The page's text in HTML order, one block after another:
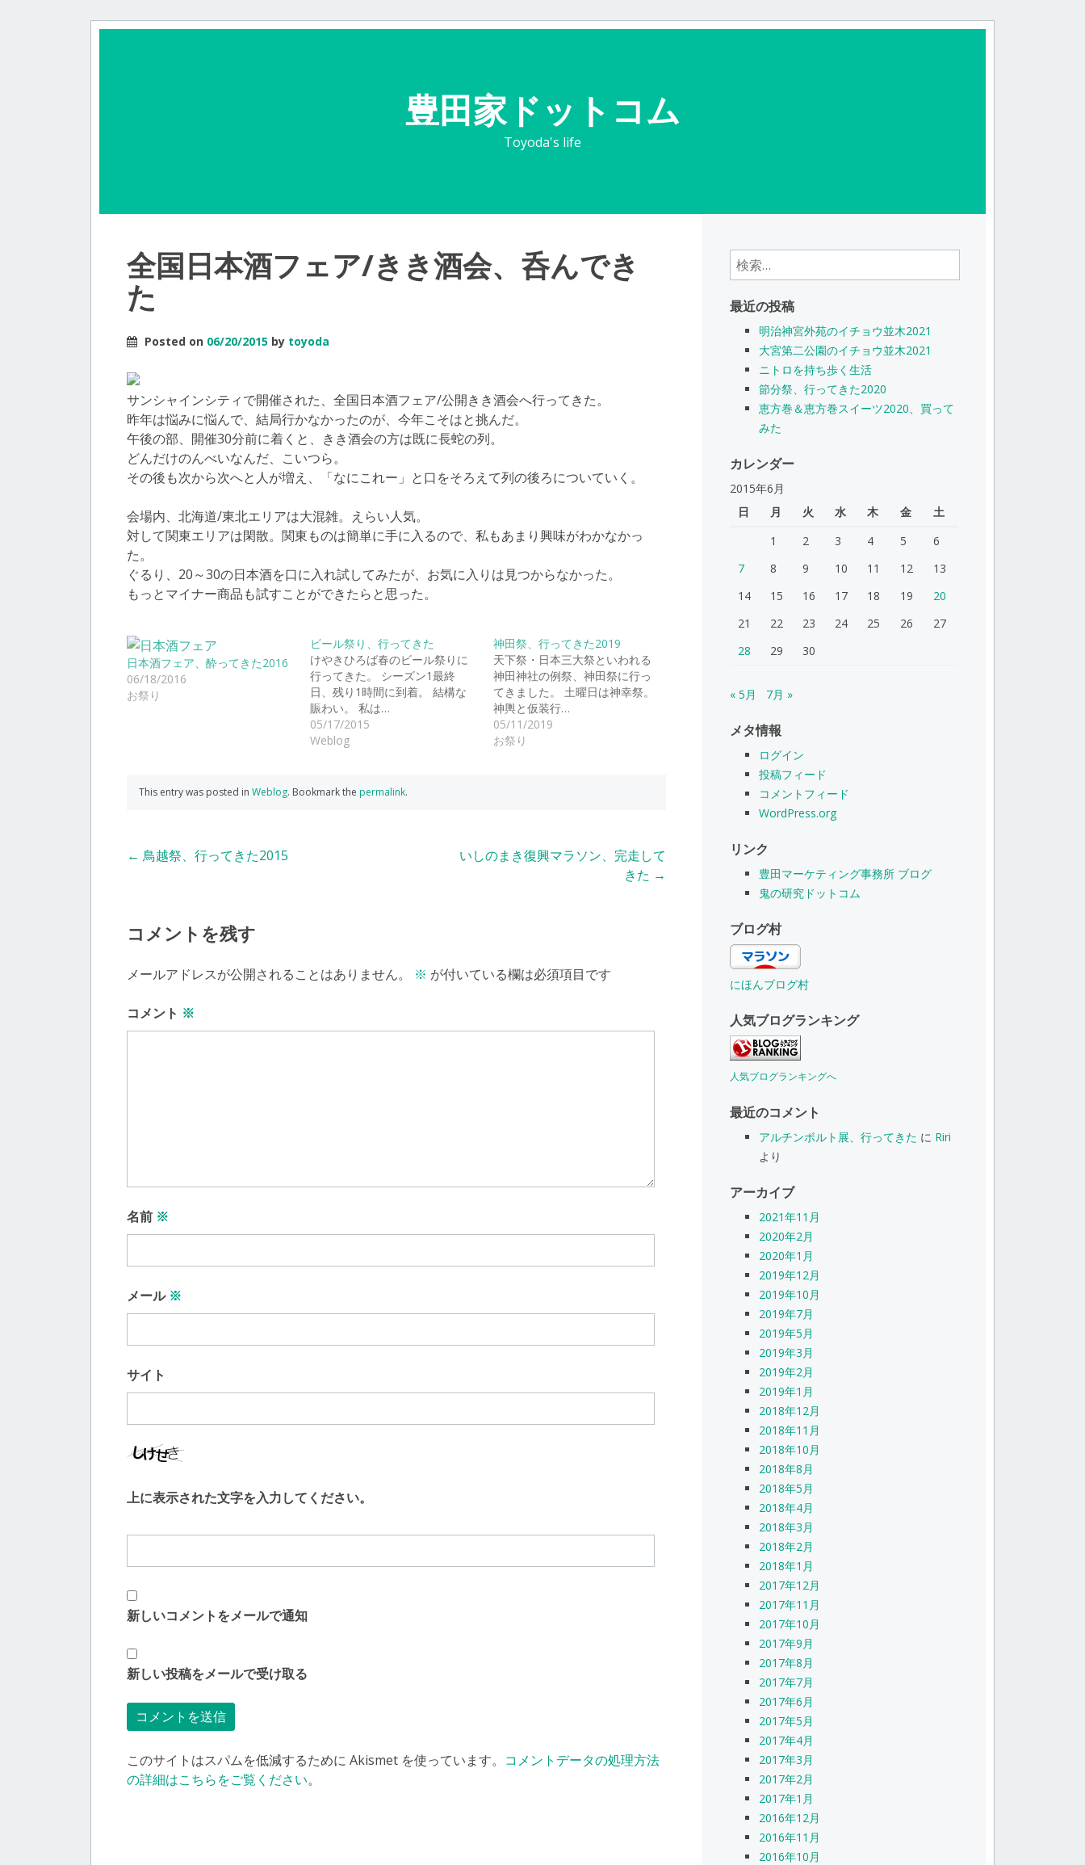
豊田家ドットコム
Toyoda's life
全国日本酒フェア/きき酒会、呑んでき
た
Posted on 06/20/2015 by toyoda
サンシャインシティで開催された、全国日本酒フェア/公開きき酒会へ行ってきた。
昨年は悩みに悩んで、結局行かなかったのが、今年こそはと挑んだ。
午後の部、開催30分前に着くと、きき酒会の方は既に長蛇の列。
どんだけのんべいなんだ、こいつら。
その後も次から次へと人が増え、「なにこれー」と口をそろえて列の後ろについていく。
会場内、北海道/東北エリアは大混雑。えらい人気。
対して関東エリアは閑散。関東ものは簡単に手に入るので、私もあまり興味がわかなかっ
た。
ぐるり、20～30の日本酒を口に入れ試してみたが、お気に入りは見つからなかった。
もっとマイナー商品も試すことができたらと思った。
日本酒フェア、酔ってきた2016
06/18/2016
お祭り
ビール祭り、行ってきた
けやきひろば春のビール祭りに
行ってきた。 シーズン1最終
日、残り1時間に到着。 結構な
賑わい。 私は…
05/17/2015
Weblog
神田祭、行ってきた2019
天下祭・日本三大祭といわれる
神田神社の例祭、神田祭に行っ
てきました。 土曜日は神幸祭。
神輿と仮装行…
05/11/2019
お祭り
This entry was posted in Weblog. Bookmark the permalink.
Post
← 鳥越祭、行ってきた2015
いしのまき復興マラソン、完走して
きた →
コメントを残す
メールアドレスが公開されることはありません。 ※ が付いている欄は必須項目です
コメント ※
名前 ※
メール ※
サイト
上に表示された文字を入力してください。
新しいコメントをメールで通知
新しい投稿をメールで受け取る
このサイトはスパムを低減するために Akismet を使っています。 コメントデータの処理方法
の詳細はこちらをご覧ください。
検
索:
最近の投稿
明治神宮外苑のイチョウ並木2021
大宮第二公園のイチョウ並木2021
ニトロを持ち歩く生活
節分祭、行ってきた2020
恵方巻＆恵方巻スイーツ2020、買って
みた
カレンダー
2015年6月
日
月 火 水 木 金
土
1
2 3 4 5
6
7
8 9 10 11 12
13
14
15 16 17 18 19
20
21
22 23 24 25 26
27
28
29 30
« 5月 7月 »
メタ情報
ログイン
投稿フィード
コメントフィード
WordPress.org
リンク
豊田マーケティング事務所 ブログ
鬼の研究ドットコム
ブログ村
にほんブログ村
人気ブログランキング
人気ブログランキングへ
最近のコメント
アルチンボルト展、行ってきた に Riri
より
アーカイブ
2021年11月
2020年2月
2020年1月
2019年12月
2019年10月
2019年7月
2019年5月
2019年3月
2019年2月
2019年1月
2018年12月
2018年11月
2018年10月
2018年8月
2018年5月
2018年4月
2018年3月
2018年2月
2018年1月
2017年12月
2017年11月
2017年10月
2017年9月
2017年8月
2017年7月
2017年6月
2017年5月
2017年4月
2017年3月
2017年2月
2017年1月
2016年12月
2016年11月
2016年10月